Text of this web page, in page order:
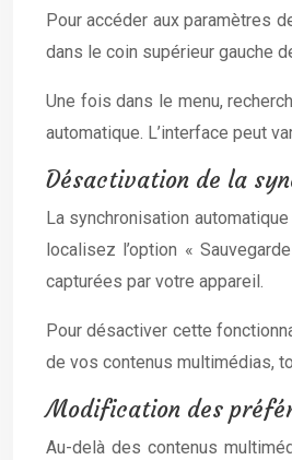
Pour accéder aux paramètres
dans le coin supérieur gauche
Une fois dans le menu,
automatique. L’interface peut
Désactivation de la
La synchronisation
localisez l’option «
capturées par votre appareil.
Pour désactiver cette
de vos contenus multimédias,
Modification des
Au-delà des contenus